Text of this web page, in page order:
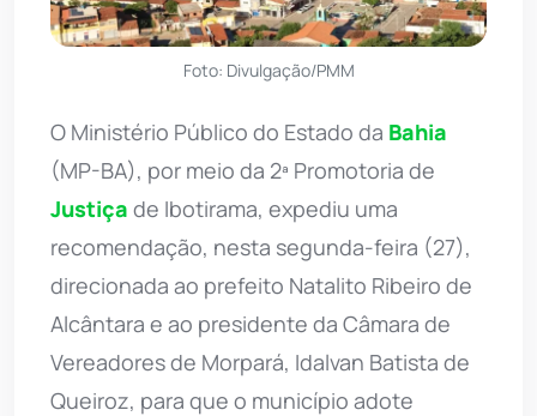
Foto: Divulgação/PMM
O Ministério Público do Estado da Bahia
(MP-BA), por meio da 2ª Promotoria de
Justiça de Ibotirama, expediu uma
recomendação, nesta segunda-feira (27),
direcionada ao prefeito Natalito Ribeiro de
Alcântara e ao presidente da Câmara de
Vereadores de Morpará, Idalvan Batista de
Queiroz, para que o município adote